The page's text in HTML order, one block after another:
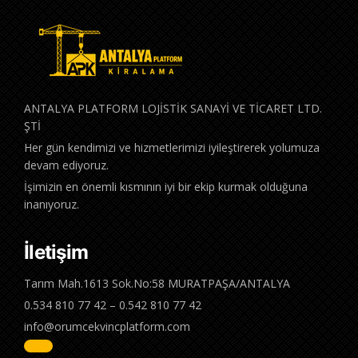
ANTALYA PLATFORM LOJİSTİK SANAYİ VE TİCARET LTD.
ŞTİ
Her gün kendimizi ve hizmetlerimizi iyileştirerek yolumuza
devam ediyoruz.
İşimizin en önemli kısmının iyi bir ekip kurmak olduğuna
inanıyoruz.
İletişim
Tarım Mah.1613 Sok.No:58 MURATPAŞA/ANTALYA
0.534 810 77 42 – 0.542 810 77 42
info@orumcekvincplatform.com